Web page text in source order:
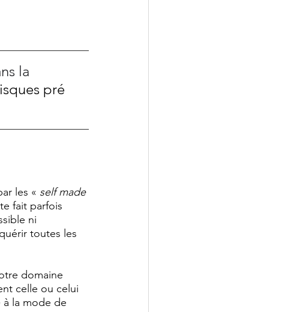
la
pré
les « self made
fait parfois
ni
toutes les
domaine
celle ou celui
la mode de